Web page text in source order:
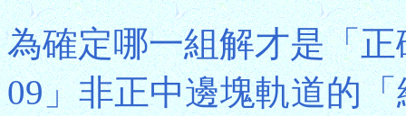
為確定哪一組解才是「
09」非正中邊塊軌道的